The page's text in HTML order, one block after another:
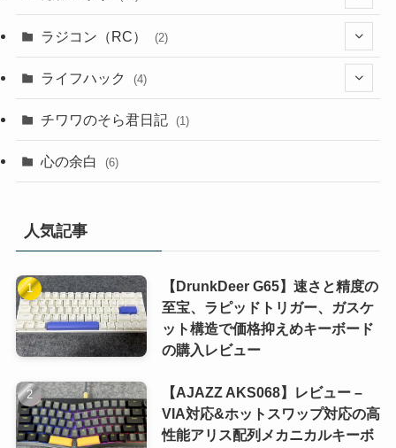
(9)
(1)
(1)
(1)
(3)
(1)
(1)
(1)
(2)
(1)
(1)
ラジコン（RC） (2)
ライフハック (4)
(2)
(2)
チワワのそら君日記 (1)
心の余白 (6)
人気記事
【DrunkDeer G65】速さと精度の
至宝、ラピッドトリガー、ガスケ
ット構造で価格抑えめキーボード
の購入レビュー
【AJAZZ AKS068】レビュー –
VIA対応&ホットスワップ対応の高
性能アリス配列メカニカルキーボ